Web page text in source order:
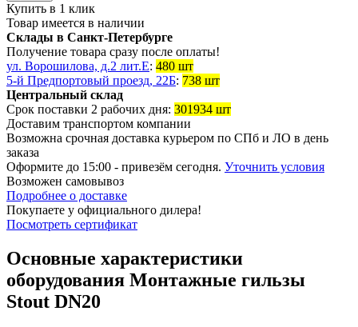
Купить в 1 клик
Товар имеется в наличии
Склады в Санкт-Петербурге
Получение товара сразу после оплаты!
ул. Ворошилова, д.2 лит.Е: 480 шт
5-й Предпортовый проезд, 22Б: 738 шт
Центральный склад
Срок поставки 2 рабочих дня: 301934 шт
Доставим транспортом компании
Возможна срочная доставка курьером по СПб и ЛО в день
заказа
Оформите до 15:00 - привезём сегодня. Уточнить условия
Возможен самовывоз
Подробнее о доставке
Покупаете у официального дилера!
Посмотреть сертификат
Основные характеристики
оборудования Монтажные гильзы
Stout DN20